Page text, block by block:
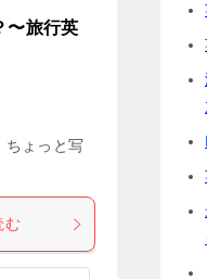
〜旅行英
ょっと写
む